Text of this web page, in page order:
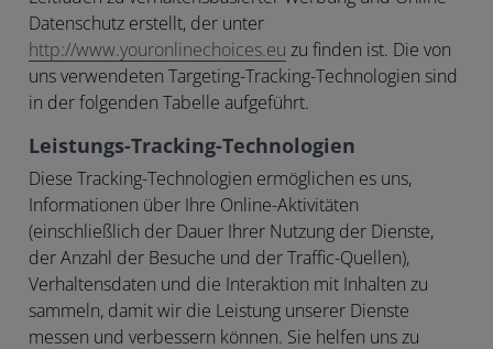
Datenschutz erstellt, der unter
http://www.youronlinechoices.eu zu finden ist. Die von
uns verwendeten Targeting-Tracking-Technologien sind
in der folgenden Tabelle aufgeführt.
Leistungs-Tracking-Technologien
Diese Tracking-Technologien ermöglichen es uns,
Informationen über Ihre Online-Aktivitäten
(einschließlich der Dauer Ihrer Nutzung der Dienste,
der Anzahl der Besuche und der Traffic-Quellen),
Verhaltensdaten und die Interaktion mit Inhalten zu
sammeln, damit wir die Leistung unserer Dienste
messen und verbessern können. Sie helfen uns zu